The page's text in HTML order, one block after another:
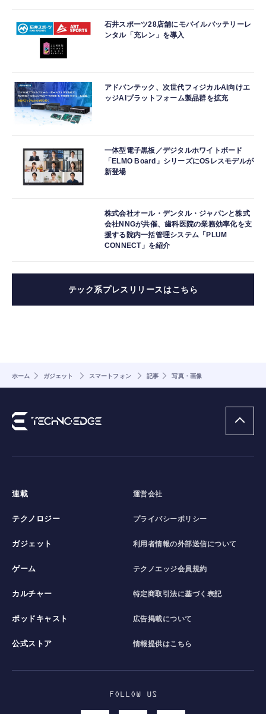
石井スポーツ28店舗にモバイルバッテリーレ
ンタル「充レン」を導入
アドバンテック、次世代フィジカルAI向けエ
ッジAIプラットフォーム製品群を拡充
一体型電子黒板／デジタルホワイトボード
「ELMO Board」シリーズにOSレスモデルが
新登場
株式会社オール・デンタル・ジャパンと株式
会社NNGが共催、歯科医院の業務効率化を支
援する院内一括管理システム「PLUM
CONNECT」を紹介
テック系プレスリリースはこちら
ホーム ガジェット スマートフォン 記事 写真・画像
連載
テクノロジー
ガジェット
ゲーム
カルチャー
ポッドキャスト
公式ストア
運営会社
プライバシーポリシー
利用者情報の外部送信について
テクノエッジ会員規約
特定商取引法に基づく表記
広告掲載について
情報提供はこちら
FOLLOW US